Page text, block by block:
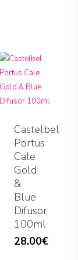
Castelbel
Portus
Cale
Gold
&
Blue
Difusor
100ml
28.00€